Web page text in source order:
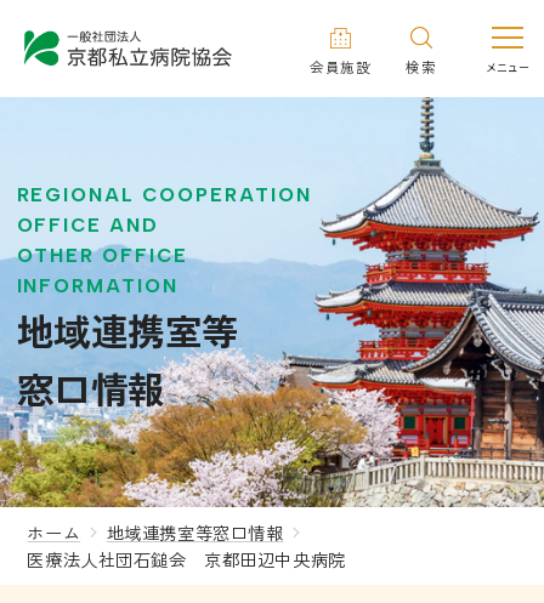
会員施設 検索
REGIONAL COOPERATION
OFFICE AND
OTHER OFFICE
INFORMATION
地域連携室等
窓口情報
ホーム
地域連携室等窓口情報
医療法人社団石鎚会 京都田辺中央病院